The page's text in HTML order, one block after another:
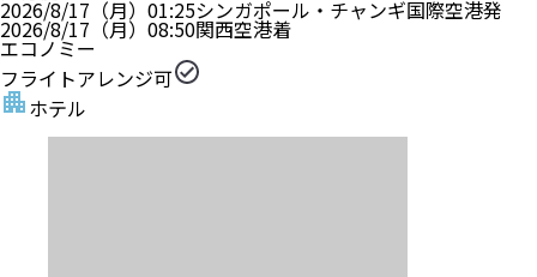
2026/8/17（月） 01:25シンガポール・チャンギ国際空港発
2026/8/17（月） 08:50関西空港着
エコノミー
フライトアレンジ可
ホテル